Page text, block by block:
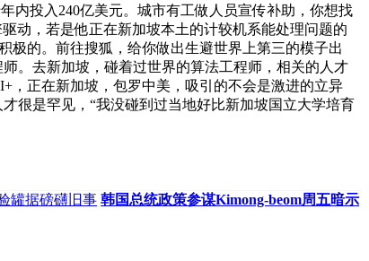
内投入240亿美元。城市有工做人员宣传补助，你想找
动，若是他正在新加坡本土的计较机系能处理问题的
的。前往搜狐，给你做出生避世界上第三的模子出
。去新加坡，碰着过世界的算法工程师，相关的人才
，正在新加坡，包罗中美，吸引的不会是激进的立异
很是罕见，“我没碰到过当地好比新加坡国立大学培育
罐据磅礴旧事 韩国总统政策参谋Kimong-beom周五暗示